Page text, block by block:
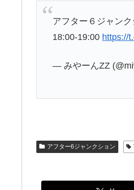
アフター６ジャン
18:00-19:00 https://
— みやーんZZ
アフター6ジャンクション